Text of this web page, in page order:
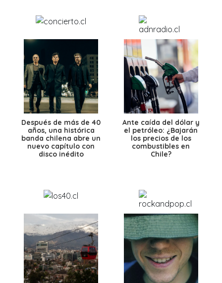
Después de más de 40
años, una histórica
banda chilena abre un
nuevo capítulo con
disco inédito
Ante caída del dólar y
el petróleo: ¿Bajarán
los precios de los
combustibles en
Chile?